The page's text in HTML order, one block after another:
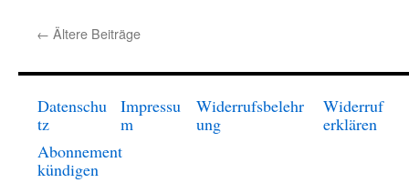
← Ältere Beiträge
Datenschu
tz
Impressu
m
Widerrufsbelehr
ung
Widerruf
erklären
Abonnement
kündigen